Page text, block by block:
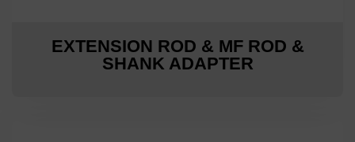
EXTENSION ROD & MF ROD &
SHANK ADAPTER